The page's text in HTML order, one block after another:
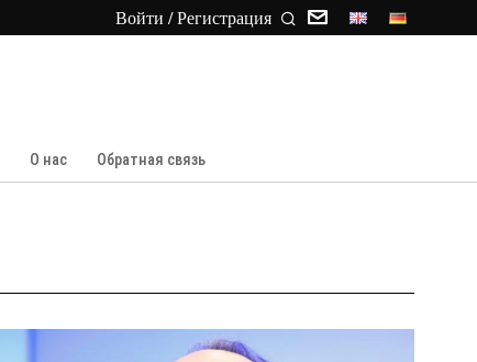
Войти / Регистрация
О нас Обратная связь